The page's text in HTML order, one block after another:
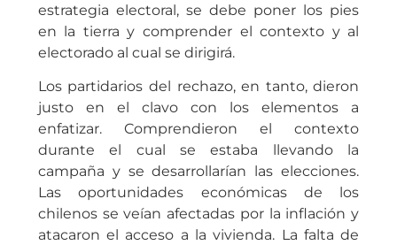
estrategia electoral, se debe poner los pies
en la tierra y comprender el contexto y al
electorado al cual se dirigirá.
Los partidarios del rechazo, en tanto, dieron
justo en el clavo con los elementos a
enfatizar. Comprendieron el contexto
durante el cual se estaba llevando la
campaña y se desarrollarían las elecciones.
Las oportunidades económicas de los
chilenos se veían afectadas por la inflación y
atacaron el acceso a la vivienda. La falta de